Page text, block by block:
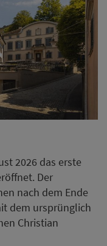
2026 das erste
Der
nach dem Ende
dem ursprünglich
Christian